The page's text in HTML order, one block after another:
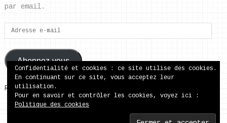
par email.
Adresse
e-
mail
Abonnez-vous
Rejoignez les 37 autres abonnés
Copyright © 2026.
Confidentialité et cookies : ce site utilise des cookies.
En continuant sur ce site, vous acceptez leur
utilisation.
Pour en savoir et contrôler les cookies, voyez ici :
Politique des cookies